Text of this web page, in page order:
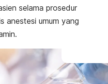
selama prosedur
anestesi umum yang